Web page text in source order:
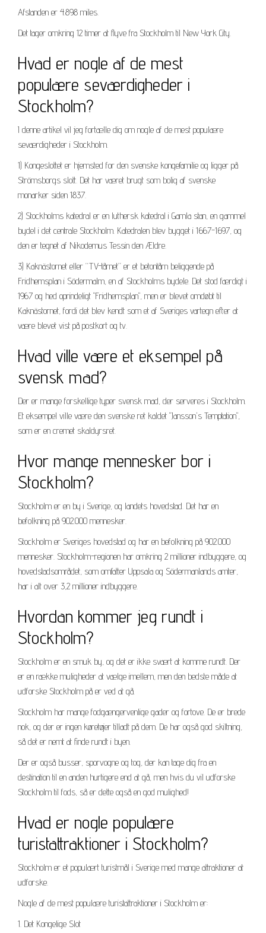
Afstanden er 4.898 miles.
Det tager omkring 12 timer at flyve fra Stockholm til New York City.
Hvad er nogle af de mest
populære seværdigheder i
Stockholm?
I denne artikel vil jeg fortælle dig om nogle af de mest populære
seværdigheder i Stockholm.
1) Kongeslottet er hjemsted for den svenske kongefamilie og ligger på
Strömsborgs slott. Det har været brugt som bolig af svenske
monarker siden 1837.
2) Stockholms katedral er en luthersk katedral i Gamla stan, en gammel
bydel i det centrale Stockholm. Katedralen blev bygget i 1667-1697, og
den er tegnet af Nikodemus Tessin den Ældre.
3) Kaknästornet eller “TV-tårnet” er et betontårn beliggende på
Fridhemsplan i Södermalm, en af Stockholms bydele. Det stod færdigt i
1967 og hed oprindeligt "Fridhemsplan", men er blevet omdøbt til
Kaknästornet, fordi det blev kendt som et af Sveriges vartegn efter at
være blevet vist på postkort og tv.
Hvad ville være et eksempel på
svensk mad?
Der er mange forskellige typer svensk mad, der serveres i Stockholm.
Et eksempel ville være den svenske ret kaldet "Jansson's Temptation",
som er en cremet skaldyrsret.
Hvor mange mennesker bor i
Stockholm?
Stockholm er en by i Sverige, og landets hovedstad. Det har en
befolkning på 902.000 mennesker.
Stockholm er Sveriges hovedstad og har en befolkning på 902.000
mennesker. Stockholm-regionen har omkring 2 millioner indbyggere, og
hovedstadsområdet, som omfatter Uppsala og Södermanlands amter,
har i alt over 3,2 millioner indbyggere.
Hvordan kommer jeg rundt i
Stockholm?
Stockholm er en smuk by, og det er ikke svært at komme rundt. Der
er en række muligheder at vælge imellem, men den bedste måde at
udforske Stockholm på er ved at gå.
Stockholm har mange fodgængervenlige gader og fortove. De er brede
nok, og der er ingen køretøjer tilladt på dem. De har også god skiltning,
så det er nemt at finde rundt i byen.
Der er også busser, sporvogne og tog, der kan tage dig fra en
destination til en anden hurtigere end at gå, men hvis du vil udforske
Stockholm til fods, så er dette også en god mulighed!
Hvad er nogle populære
turistattraktioner i Stockholm?
Stockholm er et populært turistmål i Sverige med mange attraktioner at
udforske.
Nogle af de mest populære turistattraktioner i Stockholm er:
1. Det Kongelige Slot